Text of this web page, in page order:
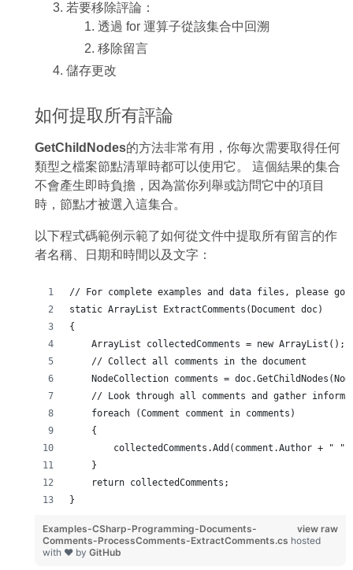
若要移除評論：
透過 for 運算子從該集合中回溯
移除留言
儲存更改
如何提取所有評論
GetChildNodes的方法非常有用，你每次需要取得任何
類型之檔案節點清單時都可以使用它。 這個結果的集合
不會產生即時負擔，因為當你列舉或訪問它中的項目
時，節點才被選入這集合。
以下程式碼範例示範了如何從文件中提取所有留言的作
者名稱、日期和時間以及文字：
// For complete examples and data files, please go
static ArrayList ExtractComments(Document doc)
{
    ArrayList collectedComments = new ArrayList();
    // Collect all comments in the document
NodeCollection comments =
// Look through all comments and gather
    foreach (Comment comment in comments)
    {
collectedComments.Add(comment.Author + "
    }
    return collectedComments;
}
view raw
Examples-CSharp-Programming-Documents-
Comments-ProcessComments-ExtractComments.cs hosted
with ❤ by GitHub